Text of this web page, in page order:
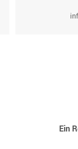
Ein